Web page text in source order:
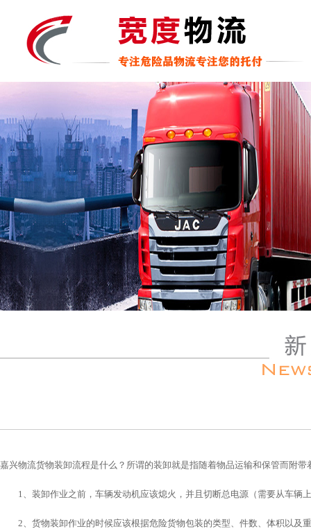
嘉兴物流货物装卸流程是什么？所谓的装卸就是指随着物品运输和保管而附
1、装卸作业之前，车辆发动机应该熄火，并且切断总电源（需要从车辆
2、货物装卸作业的时候应该根据危险货物包装的类型、件数、体积以及